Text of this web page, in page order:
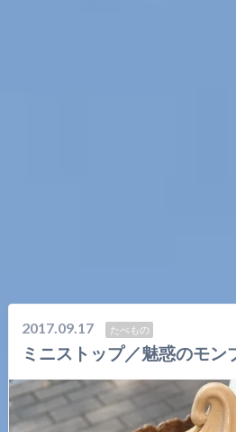
2017.09.17 たべもの
ミニストップ／魅惑のモン